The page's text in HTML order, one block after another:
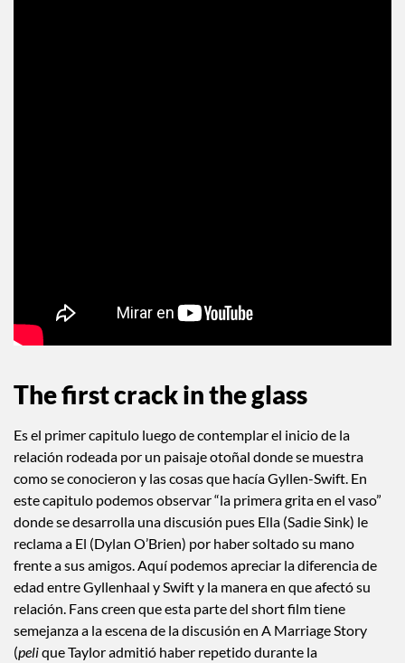
The first crack in the glass
Es el primer capitulo luego de contemplar el inicio de la
relación rodeada por un paisaje otoñal donde se muestra
como se conocieron y las cosas que hacía Gyllen-Swift. En
este capitulo podemos observar “la primera grita en el vaso”
donde se desarrolla una discusión pues Ella (Sadie Sink) le
reclama a El (Dylan O’Brien) por haber soltado su mano
frente a sus amigos. Aquí podemos apreciar la diferencia de
edad entre Gyllenhaal y Swift y la manera en que afectó su
relación. Fans creen que esta parte del short film tiene
semejanza a la escena de la discusión en A Marriage Story
(pelique Taylor admitió haber repetido durante la